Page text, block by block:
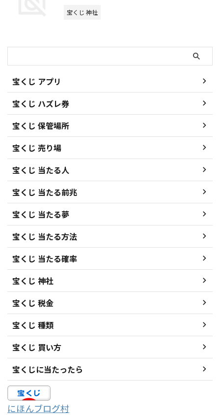
宝くじ 神社
宝くじ アプリ
宝くじ ハズレ券
宝くじ 保管場所
宝くじ 売り場
宝くじ 当たる人
宝くじ 当たる前兆
宝くじ 当たる夢
宝くじ 当たる方法
宝くじ 当たる確率
宝くじ 神社
宝くじ 税金
宝くじ 種類
宝くじ 買い方
宝くじに当たったら
にほんブログ村